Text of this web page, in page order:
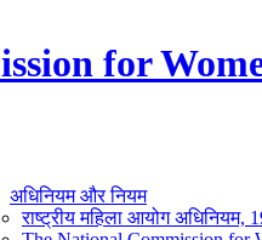
for
अधिनियम और नियम
राष्ट्रीय महिला आयोग